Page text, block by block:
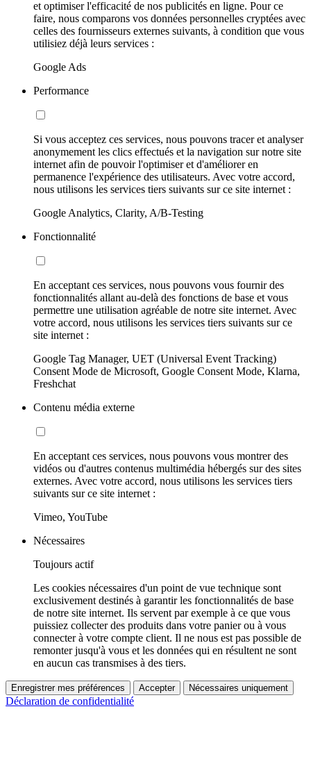
et optimiser l'efficacité de nos publicités en ligne. Pour ce
faire, nous comparons vos données personnelles cryptées avec
celles des fournisseurs externes suivants, à condition que vous
utilisiez déjà leurs services :
Google Ads
Performance
Si vous acceptez ces services, nous pouvons tracer et analyser
anonymement les clics effectués et la navigation sur notre site
internet afin de pouvoir l'optimiser et d'améliorer en
permanence l'expérience des utilisateurs. Avec votre accord,
nous utilisons les services tiers suivants sur ce site internet :
Google Analytics, Clarity, A/B-Testing
Fonctionnalité
En acceptant ces services, nous pouvons vous fournir des
fonctionnalités allant au-delà des fonctions de base et vous
permettre une utilisation agréable de notre site internet. Avec
votre accord, nous utilisons les services tiers suivants sur ce
site internet :
Google Tag Manager, UET (Universal Event Tracking)
Consent Mode de Microsoft, Google Consent Mode, Klarna,
Freshchat
Contenu média externe
En acceptant ces services, nous pouvons vous montrer des
vidéos ou d'autres contenus multimédia hébergés sur des sites
externes. Avec votre accord, nous utilisons les services tiers
suivants sur ce site internet :
Vimeo, YouTube
Nécessaires
Toujours actif
Les cookies nécessaires d'un point de vue technique sont
exclusivement destinés à garantir les fonctionnalités de base
de notre site internet. Ils servent par exemple à ce que vous
puissiez collecter des produits dans votre panier ou à vous
connecter à votre compte client. Il ne nous est pas possible de
remonter jusqu'à vous et les données qui en résultent ne sont
en aucun cas transmises à des tiers.
Enregistrer mes préférences Accepter Nécessaires uniquement
Déclaration de confidentialité